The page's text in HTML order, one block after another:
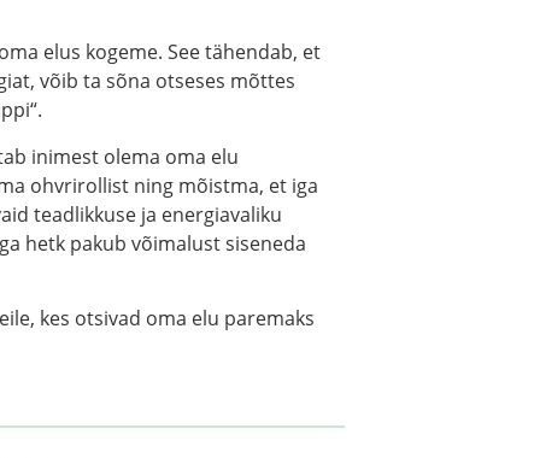
elus kogeme. See tähendab, et
võib ta sõna otseses mõttes
inimest olema oma elu
ohvrirollist ning mõistma, et iga
teadlikkuse ja energiavaliku
hetk pakub võimalust siseneda
kes otsivad oma elu paremaks